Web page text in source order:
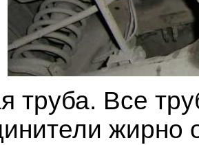
труба. Все